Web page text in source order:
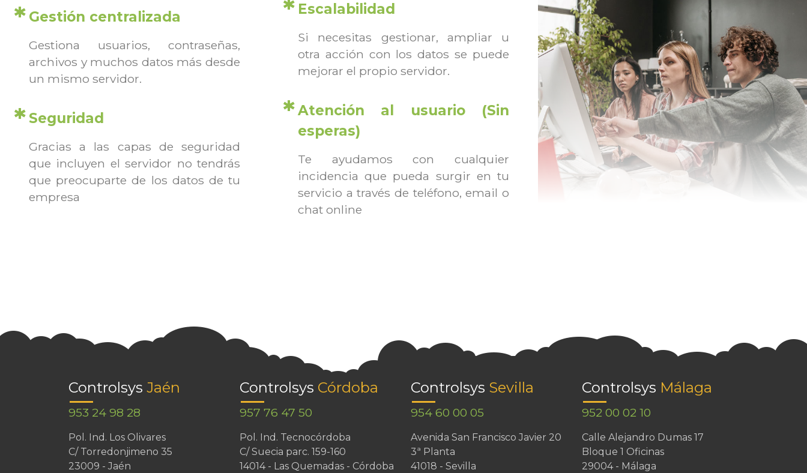
Gestión centralizada
Gestiona usuarios, contraseñas,
archivos y muchos datos más desde
un mismo servidor.
Seguridad
Gracias a las capas de seguridad
que incluyen el servidor no tendrás
que preocuparte de los datos de tu
empresa
Escalabilidad
Si necesitas gestionar, ampliar u
otra acción con los datos se puede
mejorar el propio servidor.
Atención al usuario (Sin
esperas)
Te ayudamos con cualquier
incidencia que pueda surgir en tu
servicio a través de teléfono, email o
chat online
Controlsys Jaén
953 24 98 28
Pol. Ind. Los Olivares
C/ Torredonjimeno 35
23009 - Jaén
Controlsys Córdoba
957 76 47 50
Pol. Ind. Tecnocórdoba
C/ Suecia parc. 159-160
14014 - Las Quemadas - Córdoba
Controlsys Sevilla
954 60 00 05
Avenida San Francisco Javier 20
3ª Planta
41018 - Sevilla
Controlsys Málaga
952 00 02 10
Calle Alejandro Dumas 17
Bloque 1 Oficinas
29004 - Málaga